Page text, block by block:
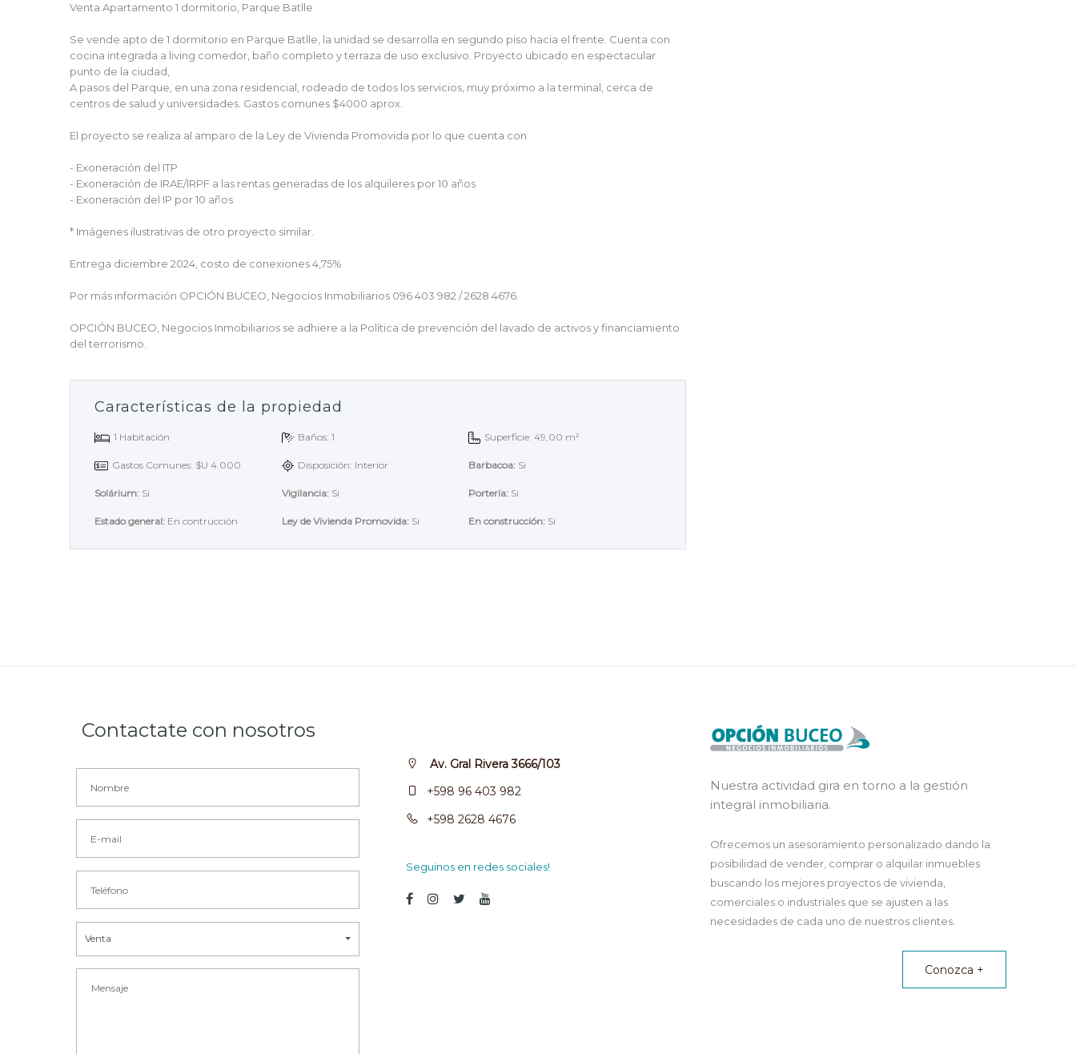
Venta Apartamento 1 dormitorio, Parque Batlle
Se vende apto de 1 dormitorio en Parque Batlle, la unidad se desarrolla en segundo piso hacia el frente. Cuenta con
cocina integrada a living comedor, baño completo y terraza de uso exclusivo. Proyecto ubicado en espectacular
punto de la ciudad,
A pasos del Parque, en una zona residencial, rodeado de todos los servicios, muy próximo a la terminal, cerca de
centros de salud y universidades. Gastos comunes $4000 aprox.
El proyecto se realiza al amparo de la Ley de Vivienda Promovida por lo que cuenta con:
- Exoneración del ITP
- Exoneración de IRAE/IRPF a las rentas generadas de los alquileres por 10 años
- Exoneración del IP por 10 años
* Imágenes ilustrativas de otro proyecto similar.
Entrega diciembre 2024, costo de conexiones 4,75%
Por más información OPCIÓN BUCEO, Negocios Inmobiliarios 096 403 982 / 2628 4676.
OPCIÓN BUCEO, Negocios Inmobiliarios se adhiere a la Política de prevención del lavado de activos y financiamiento
del terrorismo.
Características de la propiedad
1 Habitación Baños: 1 Superficie: 49,00 m²
Gastos Comunes: $U 4.000 Disposición: Interior Barbacoa: Si
Solárium: Si Vigilancia: Si Portería: Si
Estado general: En contrucción Ley de Vivienda Promovida: Si En construcción: Si
Contactate con nosotros
Venta
Av. Gral Rivera 3666/103
+598 96 403 982
+598 2628 4676
Seguinos en redes sociales!
Nuestra actividad gira en torno a la gestión
integral inmobiliaria.
Ofrecemos un asesoramiento personalizado dando la
posibilidad de vender, comprar o alquilar inmuebles
buscando los mejores proyectos de vivienda,
comerciales o industriales que se ajusten a las
necesidades de cada uno de nuestros clientes.
Conozca +